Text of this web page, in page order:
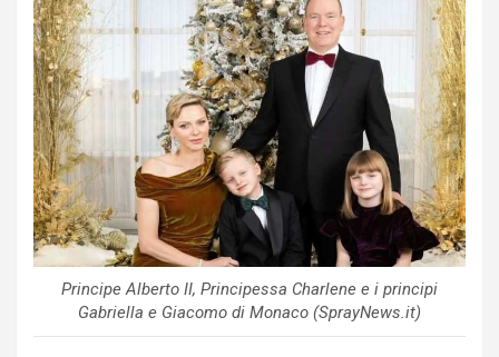
Principe Alberto II, Principessa Charlene e i principi
Gabriella e Giacomo di Monaco (SprayNews.it)